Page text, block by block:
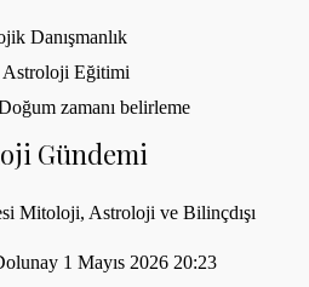
Danışmanlık
Astroloji Eğitimi
zamanı belirleme
Gündemi
Mitoloji, Astroloji ve Bilinçdışı
1 Mayıs 2026 20:23